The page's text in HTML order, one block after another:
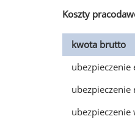
Koszty
kwota brutto
ubezpieczenie
ubezpieczenie